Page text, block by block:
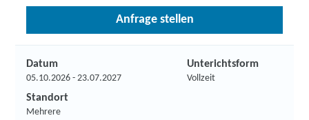
Anfrage stellen
Datum
05.10.2026 - 23.07.2027
Unterichtsform
Vollzeit
Standort
Mehrere